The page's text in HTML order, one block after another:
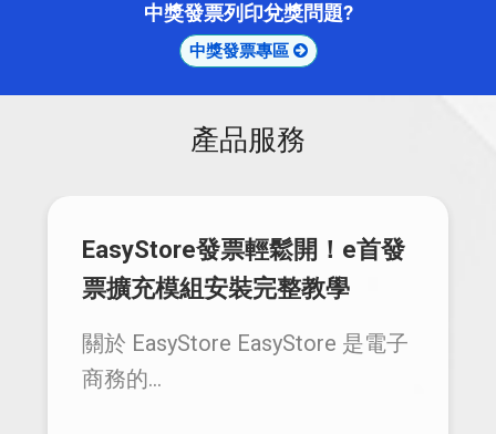
中獎發票列印兌獎問題?
中獎發票專區
產品服務
EasyStore發票輕鬆開！e首發
票擴充模組安裝完整教學
關於 EasyStore EasyStore 是電子
商務的...